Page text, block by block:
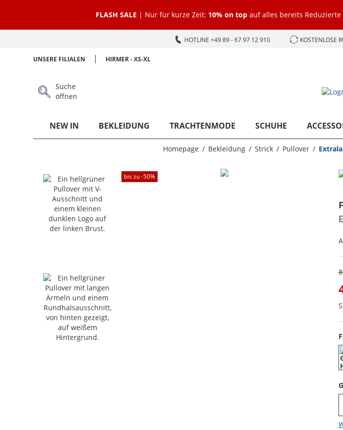
FLASH SALE | Nur für kurze Zeit: 10% on top auf alles bereits Reduzierte
HOTLINE +49 89 - 67 97 12 910 KOSTENLOSE
UNSERE FILIALEN HIRMER - XS-XL
Suche
öffnen
NEW IN BEKLEIDUNG TRACHTENMODE SCHUHE
Homepage Bekleidung Strick Pullover
bis zu -50%